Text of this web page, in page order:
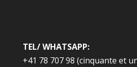
e
:
TEL/ WHATSAPP:
+41 78 707 98 (cinquante et